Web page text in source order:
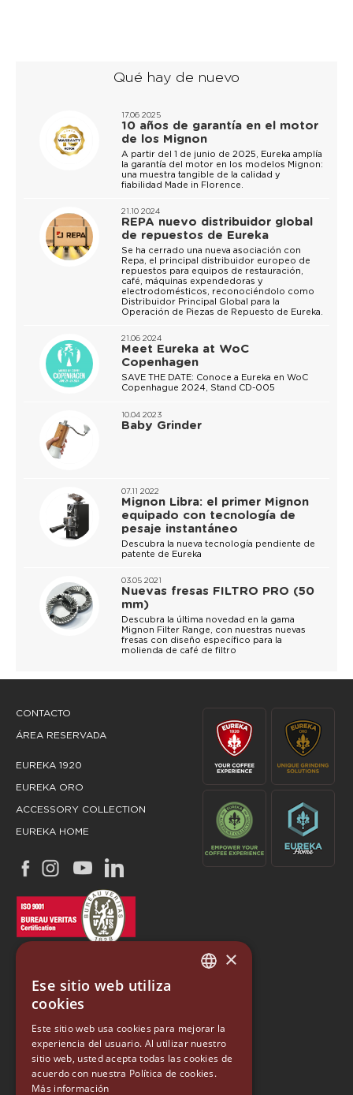
Qué hay de nuevo
17.06 2025
10 años de garantía en el motor
de los Mignon
A partir del 1 de junio de 2025, Eureka amplía
la garantía del motor en los modelos Mignon:
una muestra tangible de la calidad y
fiabilidad Made in Florence.
21.10 2024
REPA nuevo distribuidor global
de repuestos de Eureka
Se ha cerrado una nueva asociación con
Repa, el principal distribuidor europeo de
repuestos para equipos de restauración,
café, máquinas expendedoras y
electrodomésticos, reconociéndolo como
Distribuidor Principal Global para la
Operación de Piezas de Repuesto de Eureka.
21.06 2024
Meet Eureka at WoC
Copenhagen
SAVE THE DATE: Conoce a Eureka en WoC
Copenhague 2024, Stand CD-005
10.04 2023
Baby Grinder
07.11 2022
Mignon Libra: el primer Mignon
equipado con tecnología de
pesaje instantáneo
Descubra la nueva tecnología pendiente de
patente de Eureka
03.05 2021
Nuevas fresas FILTRO PRO (50
mm)
Descubra la última novedad en la gama
Mignon Filter Range, con nuestras nuevas
fresas con diseño específico para la
molienda de café de filtro
CONTACTO
ÁREA RESERVADA
EUREKA 1920
EUREKA ORO
ACCESSORY COLLECTION
EUREKA HOME
EUREKA
Conti Valerio S.r.l.
Via Luigi Longo 39/41
50019, Sesto Fiorentino (FI) - ITALY
GERMAN
SPANISH
×
Ese sitio web utiliza
cookies
Este sitio web usa cookies para mejorar la
experiencia del usuario. Al utilizar nuestro
sitio web, usted acepta todas las cookies de
acuerdo con nuestra Política de cookies.
Más información